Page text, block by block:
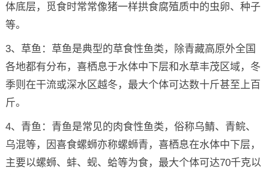
体底层，觅食时常常像猪一样拱食腐殖质中的虫卵、种子
等。
3、草鱼：草鱼是典型的草食性鱼类，除青藏高原外全国
各地都有分布，喜栖息于水体中下层和水草丰茂区域，冬
季则在干流或深水区越冬，最大个体可达数十斤甚至上百
斤。
4、青鱼：青鱼是常见的肉食性鱼类，俗称乌鲭、青鲩、
乌混等，因喜食螺蛳亦称螺蛳青，喜栖息在水体中下层，
主要以螺蛳、蚌、蚬、蛤等为食，最大个体可达70千克以